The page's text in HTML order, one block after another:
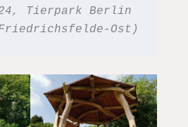
Tierpark Berlin
Ost)